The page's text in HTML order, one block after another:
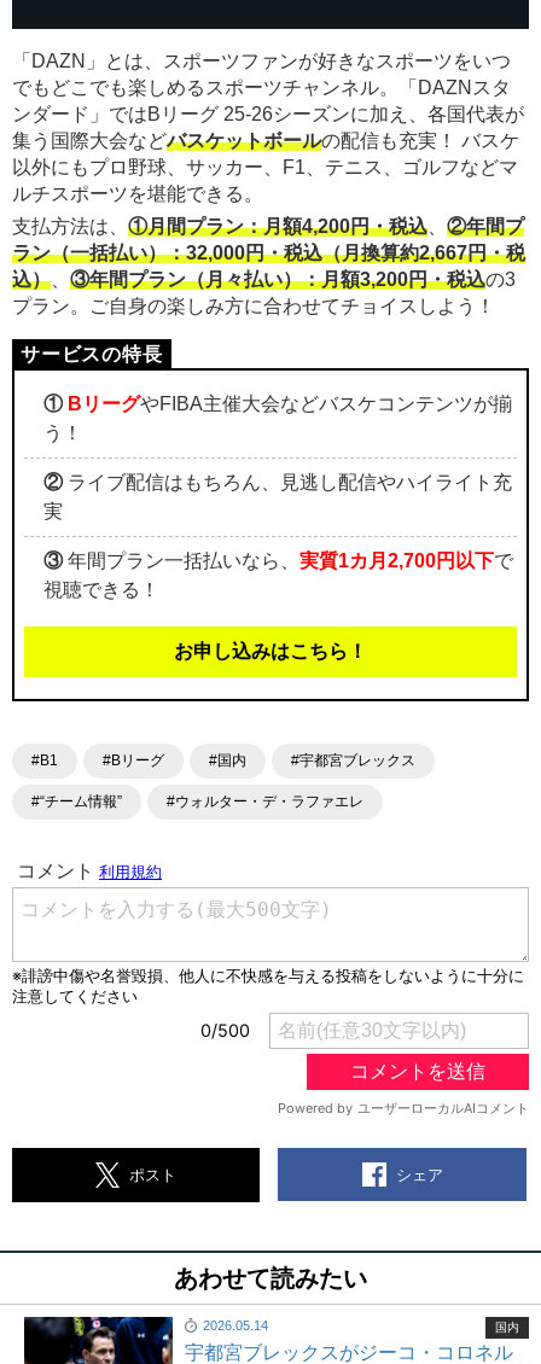
「DAZN」とは、スポーツファンが好きなスポーツをいつ
でもどこでも楽しめるスポーツチャンネル。「DAZNスタ
ンダード」ではBリーグ 25-26シーズンに加え、各国代表が
集う国際大会などバスケットボールの配信も充実！ バスケ
以外にもプロ野球、サッカー、F1、テニス、ゴルフなどマ
ルチスポーツを堪能できる。
支払方法は、 ①月間プラン：月額4,200円・税込、 ②年間プ
ラン（一括払い）：32,000円・税込（月換算約2,667円・税
込）、 ③年間プラン（月々払い）：月額3,200円・税込の3
プラン。ご自身の楽しみ方に合わせてチョイスしよう！
① BリーグやFIBA主催大会などバスケコンテンツが揃
う！
②ライブ配信はもちろん、見逃し配信やハイライト充
実
③年間プラン一括払いなら、 実質1カ月2,700円以下で
視聴できる！
お申し込みはこちら！
#B1 #Bリーグ #国内 #宇都宮ブレックス
#“チーム情報” #ウォルター・デ・ラファエレ
ポスト シェア
あわせて読みたい
2026.05.14
宇都宮ブレックスがジーコ・コロネル
国内